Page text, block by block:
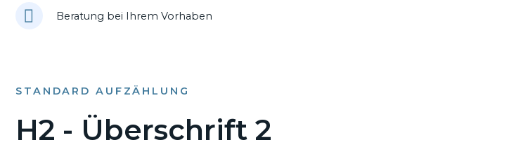
Beratung bei Ihrem Vorhaben
STANDARD AUFZÄHLUNG
H2 - Überschrift 2